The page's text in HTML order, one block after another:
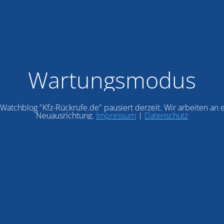
Wartungsmodus
"Kfz-Rückrufe.de" pausiert derzeit. Wir arbeiten an
Neuausrichtung. Impressum | Datenschutz